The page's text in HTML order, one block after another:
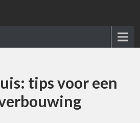
tips voor een